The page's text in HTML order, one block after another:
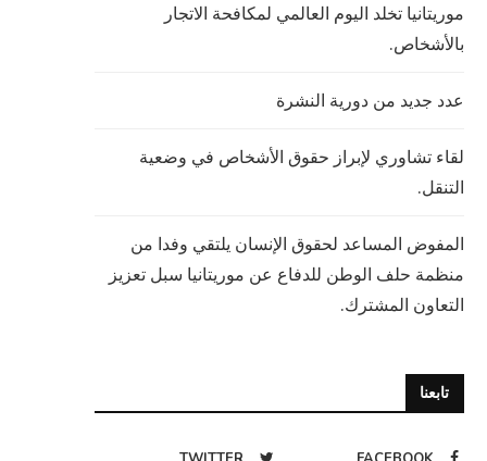
موريتانيا تخلد اليوم العالمي لمكافحة الاتجار
بالأشخاص.
عدد جديد من دورية النشرة
لقاء تشاوري لإبراز حقوق الأشخاص في وضعية
التنقل.
المفوض المساعد لحقوق الإنسان يلتقي وفدا من
منظمة حلف الوطن للدفاع عن موريتانيا سبل تعزيز
التعاون المشترك.
تابعنا